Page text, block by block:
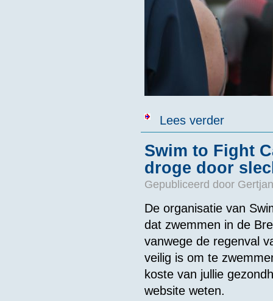
Lees verderover
Swim to Fight
droge door
Gepubliceerd door
De organisatie van
dat zwemmen in de
vanwege de regenval
veilig is om te
koste van jullie
website weten.